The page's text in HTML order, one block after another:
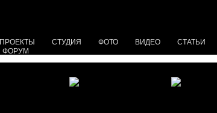
ПРОЕКТЫ СТУДИЯ ФОТО ВИДЕО СТАТЬИ
ФОРУМ